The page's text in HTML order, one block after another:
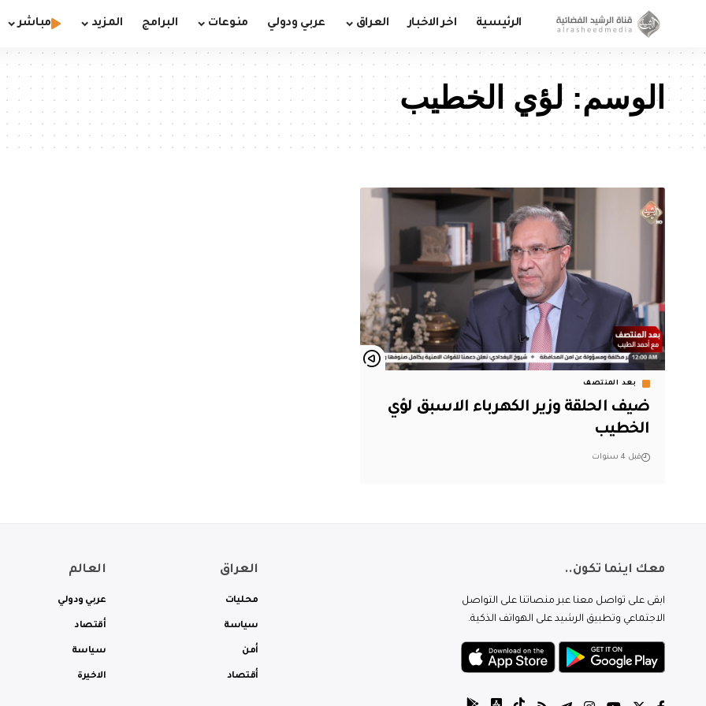
الرئيسية اخر الاخبار العراق عربي ودولي منوعات البرامج المزيد مباشر
الوسم: لؤي الخطيب
بعد المنتصف
ضيف الحلقة وزير الكهرباء الاسبق لؤي
الخطيب
قبل 4 سنوات
معك اينما تكون..
ابقى على تواصل معنا عبر منصاتنا على التواصل
الاجتماعي وتطبيق الرشيد على الهواتف الذكية.
العراق
محليات
سياسة
أمن
أقتصاد
العالم
عربي ودولي
أقتصاد
سياسة
الاخيرة